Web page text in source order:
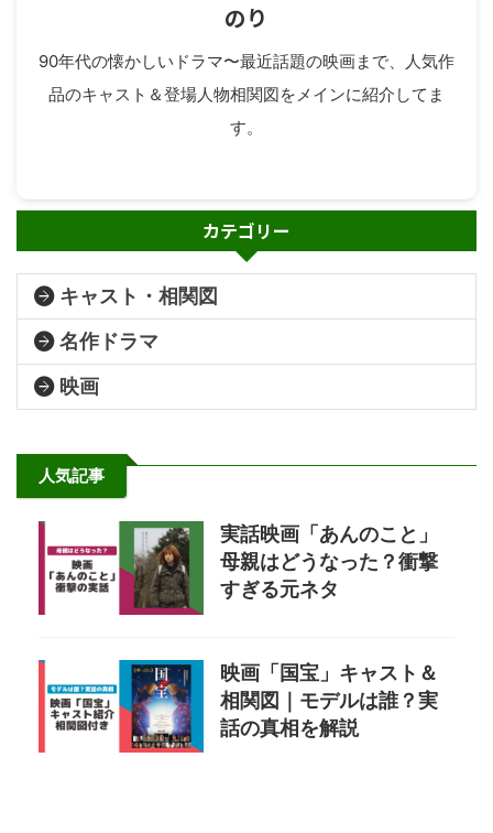
のり
90年代の懐かしいドラマ〜最近話題の映画まで、人気作
品のキャスト＆登場人物相関図をメインに紹介してま
す。
カテゴリー
キャスト・相関図
名作ドラマ
映画
人気記事
実話映画「あんのこと」
母親はどうなった？衝撃
すぎる元ネタ
映画「国宝」キャスト＆
相関図｜モデルは誰？実
話の真相を解説